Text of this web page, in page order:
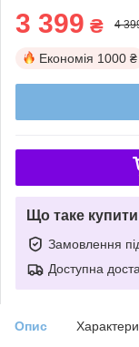
3 399 ₴ 4
Економія 1000 ₴
Що таке
Замовлення
Доступна
Опис